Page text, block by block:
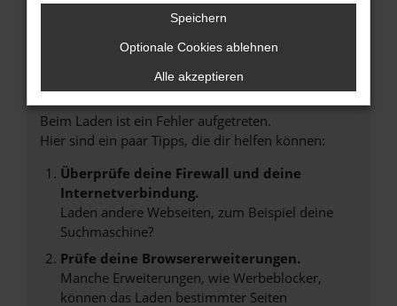
Fehler: Network Error
Beim Laden ist ein Fehler aufgetreten.
Hier sind ein paar Tipps, die dir helfen können:
Überprüfe deine Firewall und deine
Internetverbindung.
Laden andere Webseiten, zum Beispiel deine
Suchmaschine?
Prüfe deine Browsererweiterungen.
Manche Erweiterungen, wie Werbeblocker,
können das Laden bestimmter Seiten
Speichern
Optionale Cookies ablehnen
Alle akzeptieren